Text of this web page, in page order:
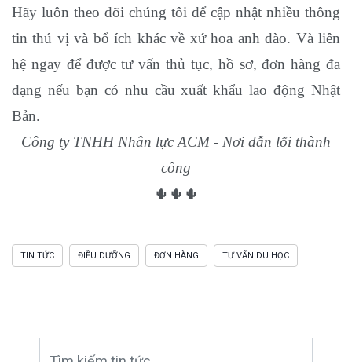
Hãy luôn theo dõi chúng tôi để cập nhật nhiều thông
tin thú vị và bổ ích khác về xứ hoa anh đào. Và liên
hệ ngay để được tư vấn thủ tục, hồ sơ, đơn hàng đa
dạng nếu bạn có nhu cầu xuất khẩu lao động Nhật
Bản.
Công ty TNHH Nhân lực ACM - Nơi dẫn lối thành
công
🌵🌵🌵
TIN TỨC ĐIỀU DƯỠNG ĐƠN HÀNG TƯ VẤN DU HỌC